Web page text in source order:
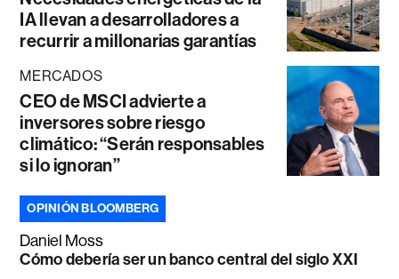
IA llevan a desarrolladores a
recurrir a millonarias garantías
MERCADOS
CEO de MSCI advierte a
inversores sobre riesgo
climático: “Serán responsables
si lo ignoran”
OPINIÓN BLOOMBERG
Daniel Moss
Cómo debería ser un banco central del siglo XXI